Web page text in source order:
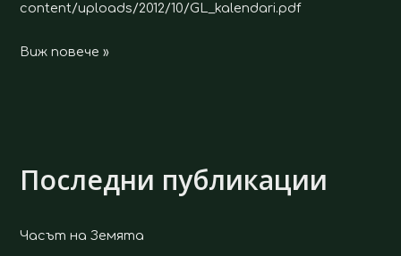
content/uploads/2012/10/GL_kalendari.pdf
Виж повече »
Последни публикации
Часът на Земята